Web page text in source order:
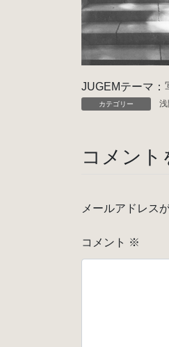
JUGEMテーマ：
カテゴリー
コメント
メールアドレス
コメント ※